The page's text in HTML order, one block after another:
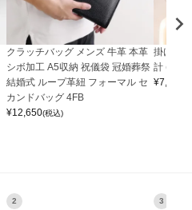
クラッチバッグ メンズ 牛革 本革
シボ加工 A5収納 祝儀袋 冠婚葬祭
結婚式 ループ革紐 フォーマル セ
カンドバッグ 4FB
¥12,650(税込)
掛け時
計
¥7,150
2 3